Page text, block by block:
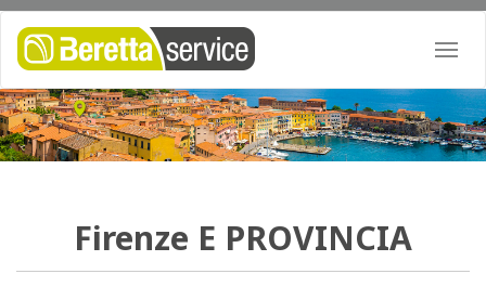
Firenze E PROVINCIA